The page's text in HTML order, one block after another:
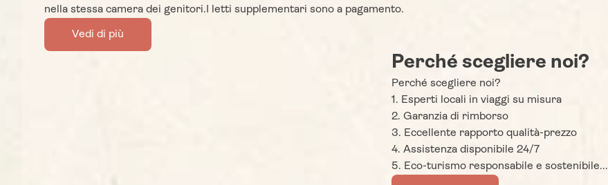
nella stessa camera dei genitori.I letti supplementari sono a pagamento.
Vedi di più
Perché scegliere noi?
Perché scegliere noi?
1. Esperti locali in viaggi su misura
2. Garanzia di rimborso
3. Eccellente rapporto qualità-prezzo
4. Assistenza disponibile 24/7
5. Eco-turismo responsabile e sostenibile...